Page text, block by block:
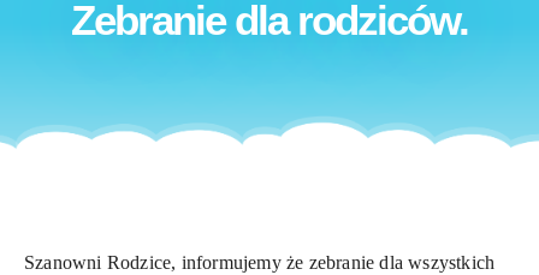
Zebranie dla rodziców.
Szanowni Rodzice, informujemy że zebranie dla wszystkich